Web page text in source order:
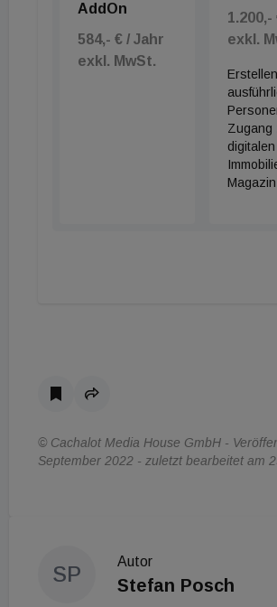
AddOn
584,- € / Jahr
exkl. MwSt.
1.200,-
exkl.
Zugang
digitalen
Magazin
© Cachalot Media House GmbH -
September 2022 - zuletzt bearbeitet am
SP
Autor
Stefan Posch